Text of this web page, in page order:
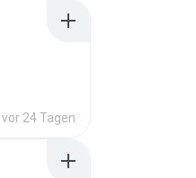
vor 24 Tagen